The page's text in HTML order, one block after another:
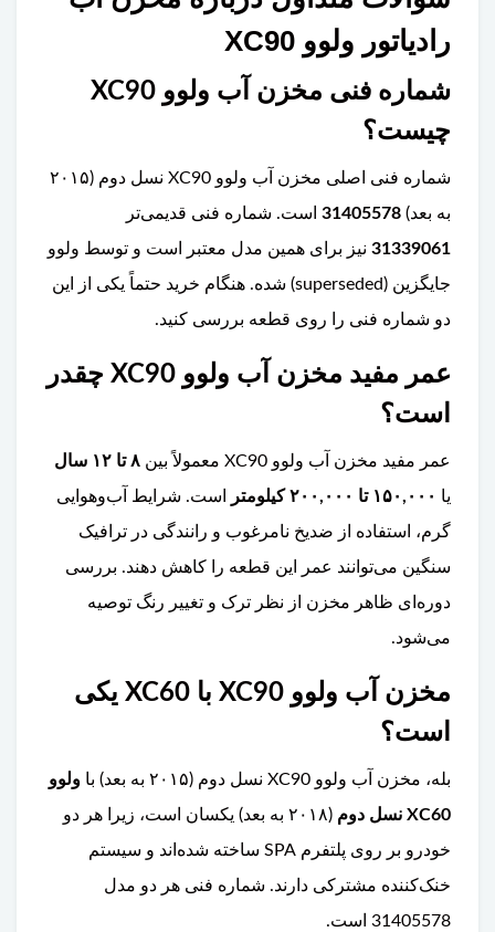
رادیاتور ولوو XC90
شماره فنی مخزن آب ولوو XC90
چیست؟
شماره فنی اصلی مخزن آب ولوو XC90 نسل دوم (۲۰۱۵
به بعد) 31405578 است. شماره فنی قدیمی‌تر
31339061 نیز برای همین مدل معتبر است و توسط ولوو
جایگزین (superseded) شده. هنگام خرید حتماً یکی از این
دو شماره فنی را روی قطعه بررسی کنید.
عمر مفید مخزن آب ولوو XC90 چقدر
است؟
عمر مفید مخزن آب ولوو XC90 معمولاً بین
۸ تا ۱۲ سال
یا ۱۵۰,۰۰۰ تا ۲۰۰,۰۰۰ کیلومتر
است. شرایط آب‌وهوایی
گرم، استفاده از ضدیخ نامرغوب و رانندگی در ترافیک
سنگین می‌توانند عمر این قطعه را کاهش دهند. بررسی
دوره‌ای ظاهر مخزن از نظر ترک و تغییر رنگ توصیه
می‌شود.
مخزن آب ولوو XC90 با XC60 یکی
است؟
بله، مخزن آب ولوو XC90 نسل دوم (۲۰۱۵ به بعد) با
ولوو
XC60 نسل دوم
(۲۰۱۸ به بعد) یکسان است، زیرا هر دو
خودرو بر روی پلتفرم SPA ساخته شده‌اند و سیستم
خنک‌کننده مشترکی دارند. شماره فنی هر دو مدل
31405578 است.